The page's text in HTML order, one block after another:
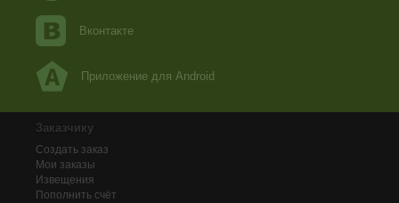
Вконтакте
Приложение для Android
Заказчику
Создать заказ
Мои заказы
Извещения
Пополнить счёт